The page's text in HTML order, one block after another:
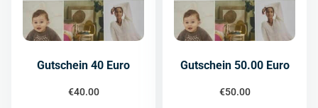
Gutschein 40 Euro
€40.00
Gutschein 50.00 Euro
€50.00